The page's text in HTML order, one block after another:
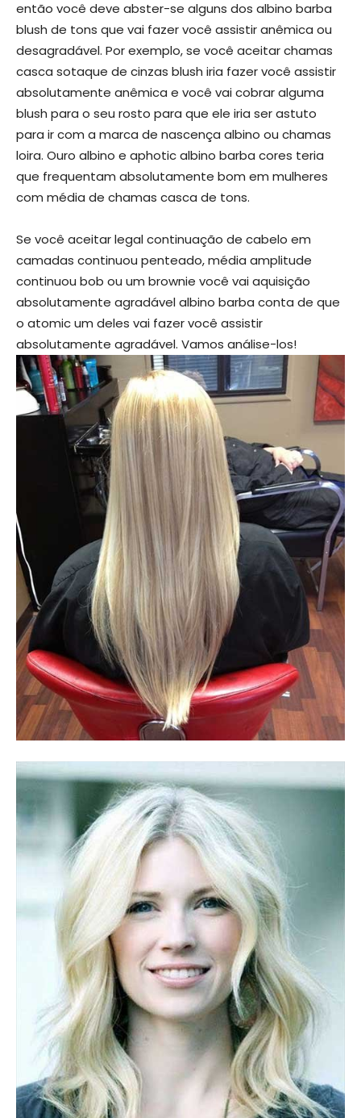
então você deve abster-se alguns dos albino barba
blush de tons que vai fazer você assistir anêmica ou
desagradável. Por exemplo, se você aceitar chamas
casca sotaque de cinzas blush iria fazer você assistir
absolutamente anêmica e você vai cobrar alguma
blush para o seu rosto para que ele iria ser astuto
para ir com a marca de nascença albino ou chamas
loira. Ouro albino e aphotic albino barba cores teria
que frequentam absolutamente bom em mulheres
com média de chamas casca de tons.
Se você aceitar legal continuação de cabelo em
camadas continuou penteado, média amplitude
continuou bob ou um brownie você vai aquisição
absolutamente agradável albino barba conta de que
o atomic um deles vai fazer você assistir
absolutamente agradável. Vamos análise-los!